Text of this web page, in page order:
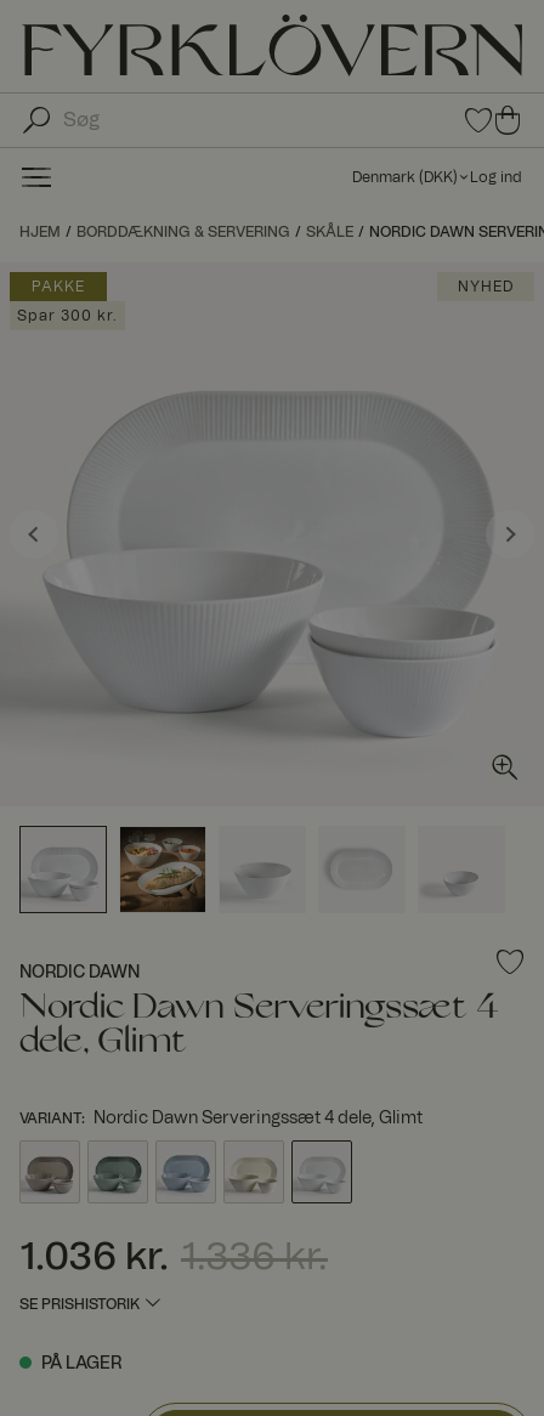
0
var
fav
0
var
er i
kø
kur
Denmark ( DKK) Log ind
HJEM BORDDÆKNING & SERVERING SKÅLE NORDIC DAWN
PAKKE
Spar 300 kr.
NYHED
NORDIC DAWN
Nordic Dawn Serveringssæt 4
dele, Glimt
VARIANT: Nordic Dawn Serveringssæt 4 dele, Glimt
Nuværende pris 1.036 kr. Tidligere pris
1.036 kr. 1.336 kr.
SE PRISHISTORIK
PÅ LAGER